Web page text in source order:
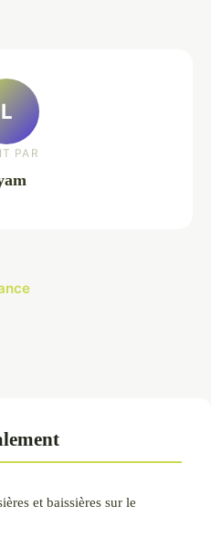
L
PAR
et baissières sur le